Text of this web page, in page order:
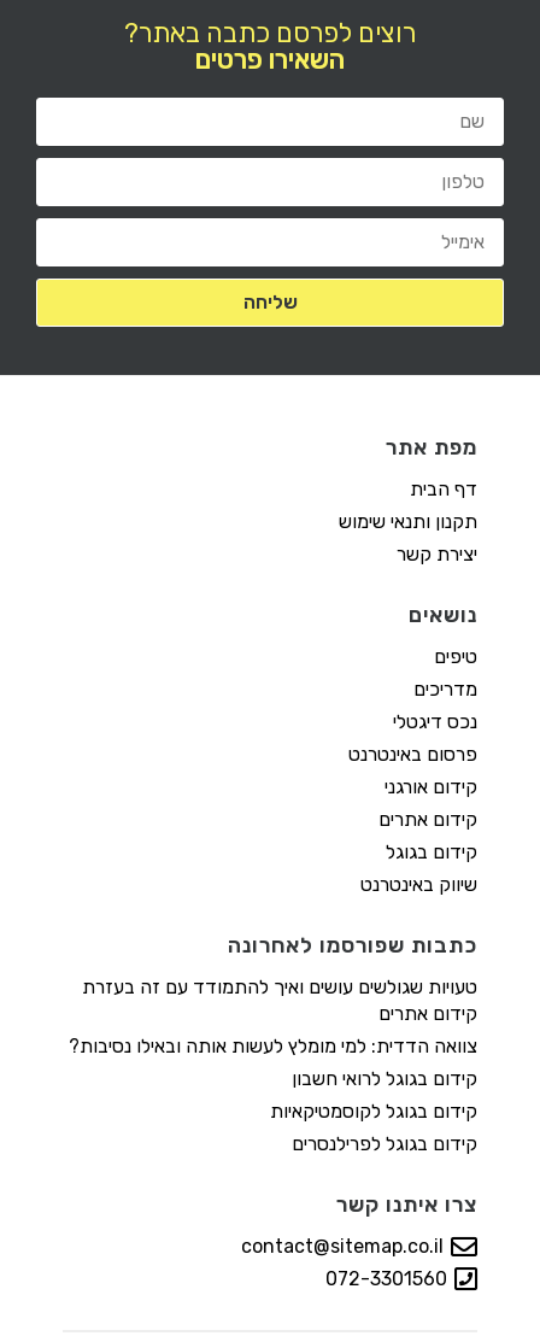
רוצים לפרסם כתבה באתר?
השאירו פרטים
מפת אתר
דף הבית
תקנון ותנאי שימוש
יצירת קשר
נושאים
טיפים
מדריכים
נכס דיגטלי
פרסום באינטרנט
קידום אורגני
קידום אתרים
קידום בגוגל
שיווק באינטרנט
כתבות שפורסמו לאחרונה
טעויות שגולשים עושים ואיך להתמודד עם זה בעזרת
קידום אתרים
צוואה הדדית: למי מומלץ לעשות אותה ובאילו נסיבות?
קידום בגוגל לרואי חשבון
קידום בגוגל לקוסמטיקאיות
קידום בגוגל לפרילנסרים
צרו איתנו קשר
contact@sitemap.co.il
072-3301560